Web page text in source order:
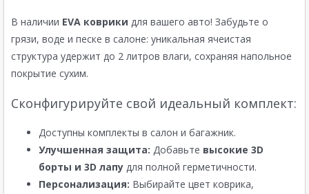
В наличии EVA коврики для вашего авто! Забудьте о
грязи, воде и песке в салоне: уникальная ячеистая
структура удержит до 2 литров влаги, сохраняя напольное
покрытие сухим.
Сконфигурируйте свой идеальный комплект:
Доступны комплекты в салон и багажник.
Улучшенная защита: Добавьте высокие 3D
борты и 3D лапу для полной герметичности.
Персонализация: Выбирайте цвет коврика,